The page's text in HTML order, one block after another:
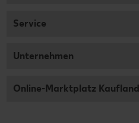
Service
Unternehmen
Online-Marktplatz